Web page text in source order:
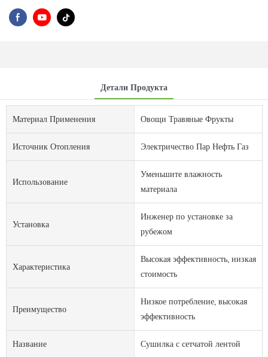
Детали Продукта
Материал Применения Овощи Травяные Фрукты
Источник Отопления Электричество Пар Нефть Газ
Использование
Уменьшите влажность
материала
Установка
Инженер по установке за
рубежом
Характеристика
Высокая эффективность, низкая
стоимость
Преимущество
Низкое потребление, высокая
эффективность
Название Сушилка с сетчатой ​​лентой